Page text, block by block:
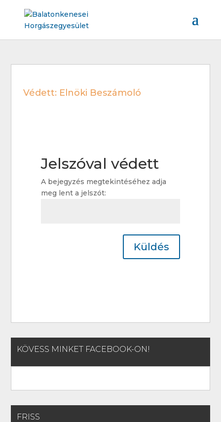
Védett: Elnöki Beszámoló
Jelszóval védett
A bejegyzés megtekintéséhez adja
meg lent a jelszót:
Küldés
KÖVESS MINKET FACEBOOK-ON!
FRISS